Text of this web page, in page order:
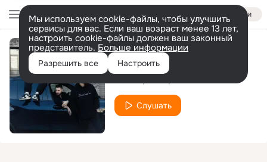
Войти
Мы используем cookie-файлы, чтобы улучшить
сервисы для вас. Если ваш возраст менее 13 лет,
настроить cookie-файлы должен ваш законный
представитель. Больше информации
Разрешить все Настроить
Te Amo
Слушать